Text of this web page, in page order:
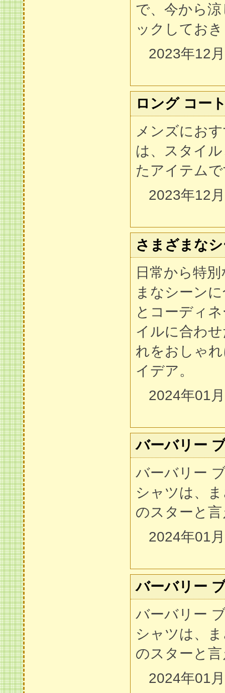
で、今から
ックしてお
2023年12
ロング コー
メンズにお
は、スタイ
たアイテム
2023年12
さまざまな
日常から特
まなシーン
とコーディ
イルに合わ
れをおしゃ
イデア。
2024年01
バーバリー
バーバリー
シャツは、
のスターと
2024年01
バーバリー
バーバリー
シャツは、
のスターと
2024年01